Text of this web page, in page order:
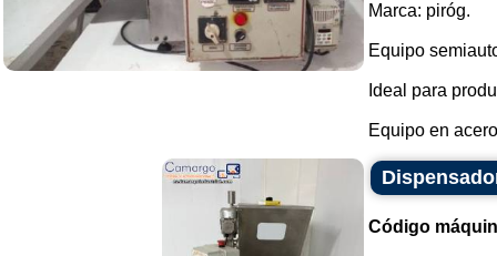
Marca: piróg.
Equipo
Ideal para
Equipo en
Código